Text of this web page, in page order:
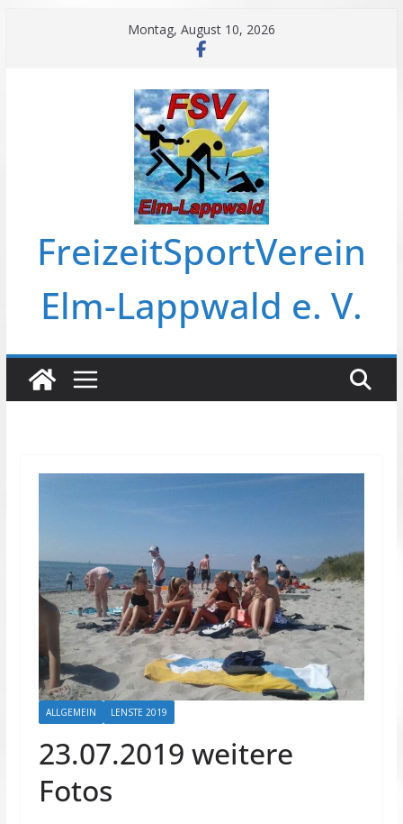
Montag, August 10, 2026
FreizeitSportVerein
Elm-Lappwald e. V.
ALLGEMEIN LENSTE 2019
23.07.2019 weitere
Fotos